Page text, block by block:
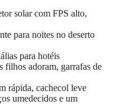
solar com FPS alto,
para noites no deserto
para hotéis
filhos adoram, garrafas de
rápida, cachecol leve
umedecidos e um